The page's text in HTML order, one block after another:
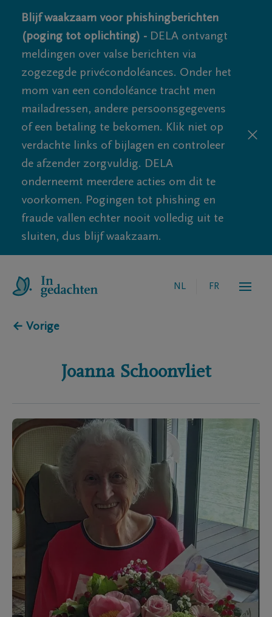
Blijf waakzaam voor phishingberichten
(poging tot oplichting) - DELA ontvangt
meldingen over valse berichten via
zogezegde privécondoléances. Onder het
mom van een condoléance tracht men
mailadressen, andere persoonsgegevens
of een betaling te bekomen. Klik niet op
verdachte links of bijlagen en controleer
de afzender zorgvuldig. DELA
onderneemt meerdere acties om dit te
voorkomen. Pogingen tot phishing en
fraude vallen echter nooit volledig uit te
sluiten, dus blijf waakzaam.
NL FR
← Vorige
Joanna Schoonvliet